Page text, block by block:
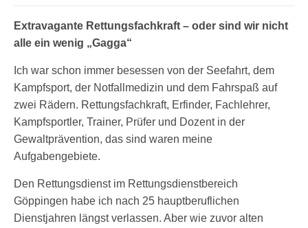
Extravagante Rettungsfachkraft – oder sind wir nicht
alle ein wenig „Gagga“
Ich war schon immer besessen von der Seefahrt, dem
Kampfsport, der Notfallmedizin und dem Fahrspaß auf
zwei Rädern. Rettungsfachkraft, Erfinder, Fachlehrer,
Kampfsportler, Trainer, Prüfer und Dozent in der
Gewaltprävention, das sind waren meine
Aufgabengebiete.
Den Rettungsdienst im Rettungsdienstbereich
Göppingen habe ich nach 25 hauptberuflichen
Dienstjahren längst verlassen. Aber wie zuvor alten